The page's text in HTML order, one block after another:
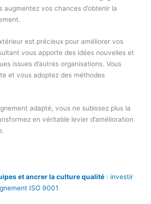
augmentez vos chances d’obtenir la
est précieux pour améliorer vos
vous apporte des idées nouvelles et
issues d’autres organisations. Vous
et vous adoptez des méthodes
adapté, vous ne subissez plus la
en véritable levier d’amélioration
et ancrer la culture qualité : investir
ISO 9001